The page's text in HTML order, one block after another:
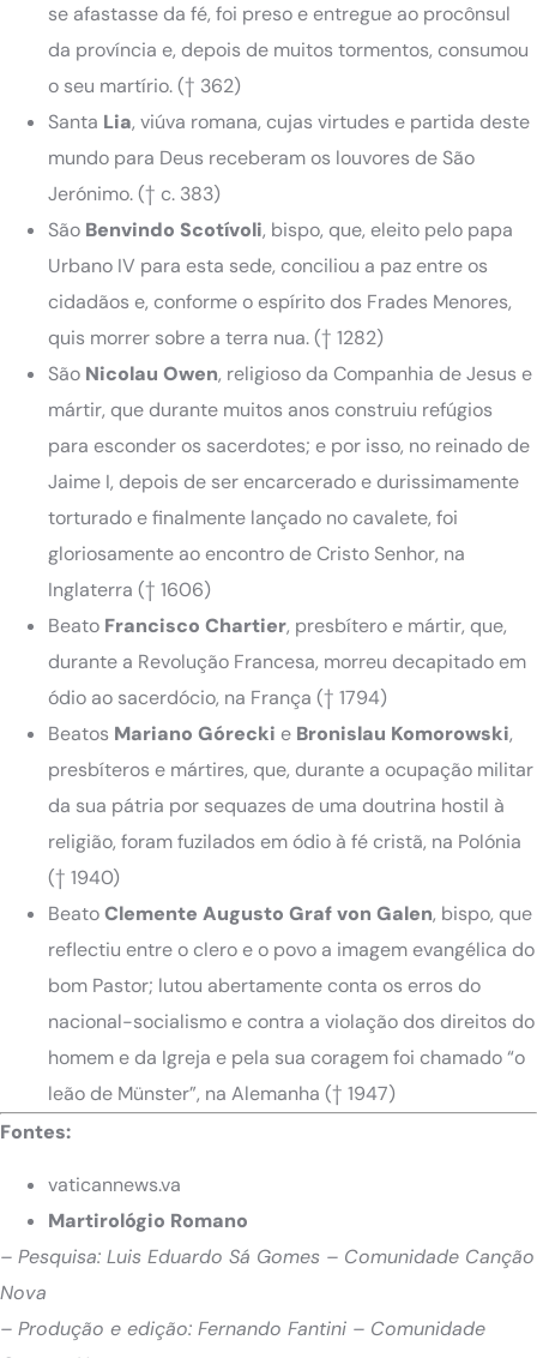
se afastasse da fé, foi preso e entregue ao procônsul
da província e, depois de muitos tormentos, consumou
o seu martírio.(† 362)
Santa Lia, viúva romana, cujas virtudes e partida deste
mundo para Deus receberam os louvores de São
Jerónimo.(† c. 383)
São Benvindo Scotívoli, bispo, que, eleito pelo papa
Urbano IV para esta sede, conciliou a paz entre os
cidadãos e, conforme o espírito dos Frades Menores,
quis morrer sobre a terra nua.(† 1282)
São Nicolau Owen, religioso da Companhia de Jesus e
mártir, que durante muitos anos construiu refúgios
para esconder os sacerdotes; e por isso, no reinado de
Jaime I, depois de ser encarcerado e durissimamente
torturado e finalmente lançado no cavalete, foi
gloriosamente ao encontro de Cristo Senhor, na
Inglaterra († 1606)
Beato Francisco Chartier, presbítero e mártir, que,
durante a Revolução Francesa, morreu decapitado em
ódio ao sacerdócio, na França († 1794)
Beatos Mariano Górecki e Bronislau Komorowski,
presbíteros e mártires, que, durante a ocupação militar
da sua pátria por sequazes de uma doutrina hostil à
religião, foram fuzilados em ódio à fé cristã, na Polónia
(† 1940)
BeatoClemente Augusto Graf von Galen, bispo, que
reflectiu entre o clero e o povo a imagem evangélica do
bom Pastor; lutou abertamente conta os erros do
nacional-socialismo e contra a violação dos direitos do
homem e da Igreja e pela sua coragem foi chamado “o
leão de Münster”, na Alemanha († 1947)
Fontes:
vaticannews.va
Martirológio Romano
– Pesquisa: Luis Eduardo Sá Gomes – Comunidade Canção
Nova
– Produção e edição: Fernando Fantini – Comunidade